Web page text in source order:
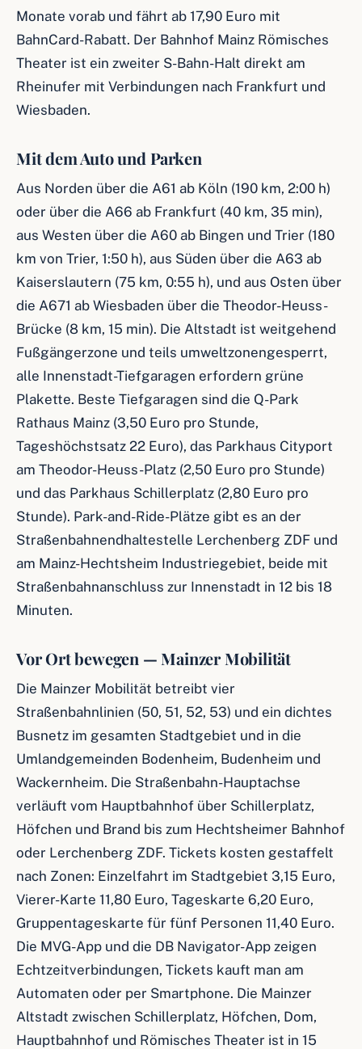
Monate vorab und fährt ab 17,90 Euro mit
BahnCard-Rabatt. Der Bahnhof Mainz Römisches
Theater ist ein zweiter S-Bahn-Halt direkt am
Rheinufer mit Verbindungen nach Frankfurt und
Wiesbaden.
Mit dem Auto und Parken
Aus Norden über die A61 ab Köln (190 km, 2:00 h)
oder über die A66 ab Frankfurt (40 km, 35 min),
aus Westen über die A60 ab Bingen und Trier (180
km von Trier, 1:50 h), aus Süden über die A63 ab
Kaiserslautern (75 km, 0:55 h), und aus Osten über
die A671 ab Wiesbaden über die Theodor-Heuss-
Brücke (8 km, 15 min). Die Altstadt ist weitgehend
Fußgängerzone und teils umweltzonengesperrt,
alle Innenstadt-Tiefgaragen erfordern grüne
Plakette. Beste Tiefgaragen sind die Q-Park
Rathaus Mainz (3,50 Euro pro Stunde,
Tageshöchstsatz 22 Euro), das Parkhaus Cityport
am Theodor-Heuss-Platz (2,50 Euro pro Stunde)
und das Parkhaus Schillerplatz (2,80 Euro pro
Stunde). Park-and-Ride-Plätze gibt es an der
Straßenbahnendhaltestelle Lerchenberg ZDF und
am Mainz-Hechtsheim Industriegebiet, beide mit
Straßenbahnanschluss zur Innenstadt in 12 bis 18
Minuten.
Vor Ort bewegen — Mainzer Mobilität
Die Mainzer Mobilität betreibt vier
Straßenbahnlinien (50, 51, 52, 53) und ein dichtes
Busnetz im gesamten Stadtgebiet und in die
Umlandgemeinden Bodenheim, Budenheim und
Wackernheim. Die Straßenbahn-Hauptachse
verläuft vom Hauptbahnhof über Schillerplatz,
Höfchen und Brand bis zum Hechtsheimer Bahnhof
oder Lerchenberg ZDF. Tickets kosten gestaffelt
nach Zonen: Einzelfahrt im Stadtgebiet 3,15 Euro,
Vierer-Karte 11,80 Euro, Tageskarte 6,20 Euro,
Gruppentageskarte für fünf Personen 11,40 Euro.
Die MVG-App und die DB Navigator-App zeigen
Echtzeitverbindungen, Tickets kauft man am
Automaten oder per Smartphone. Die Mainzer
Altstadt zwischen Schillerplatz, Höfchen, Dom,
Hauptbahnhof und Römisches Theater ist in 15